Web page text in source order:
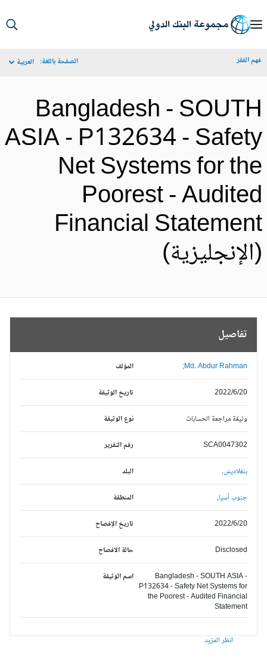
الفقر الصفحة باللغة: العربية
Bangladesh -
ASIA - P132634 -
Net Systems for
Poorest -
Financial
تفاصيل
المؤلف Md. Abdur Rahman;
تاريخ الوثيقة 2022/6/20
نوع الوثيقة وثيقة مراجعة الحسابات
رقم التقرير SCA0047302
البلد بنغلاديش,
المنطقة جنوب آسيا,
تاريخ الإفصاح 2022/6/20
حالة الافصاح Disclosed
اسم الوثيقة
Bangladesh - SOUTH ASIA -
P132634 - Safety Net Systems for
the Poorest - Audited Financial
Statement
انظر المزيد